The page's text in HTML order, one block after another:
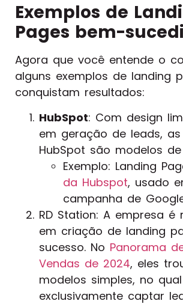
Exemplos de
Pages bem-
Agora que você entende o
alguns exemplos de landing
conquistam resultados:
HubSpot: Com design
em geração de leads,
HubSpot são modelos
Exemplo: Landing
da Hubspot, usado
campanha de
RD Station: A empresa é
em criação de landing
sucesso. No Panorama
Vendas de 2024, eles
modelos simples, no
exclusivamente captar